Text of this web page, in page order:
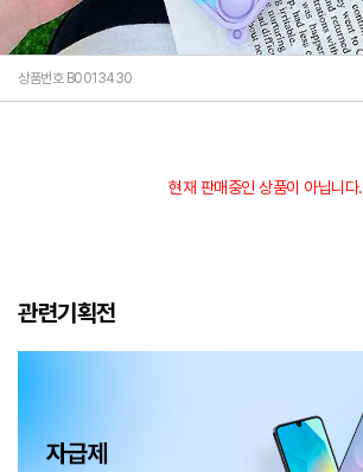
상품번호 B0013430
현재 판매중인 상품이 아닙니다.
관련기획전